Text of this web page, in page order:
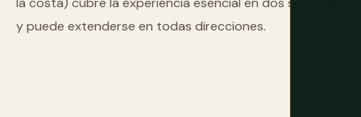
y puede extenderse en todas direcciones.